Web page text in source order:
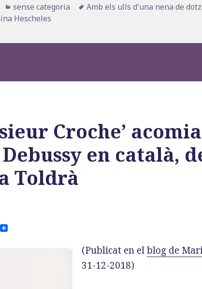
Categories
sense categoria Etiquetes
Amb els ulls d'una nena de
Hescheles
Croche’
Debussy en català,
Toldrà
X
(Publicat en elblog de
31-12-2018)